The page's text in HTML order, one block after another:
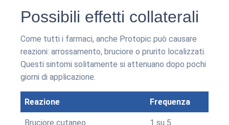
Possibili effetti collaterali
Come tutti i farmaci, anche Protopic può causare
reazioni: arrossamento, bruciore o prurito localizzati.
Questi sintomi solitamente si attenuano dopo pochi
giorni di applicazione.
Reazione Frequenza
Bruciore cutaneo 1 su 5